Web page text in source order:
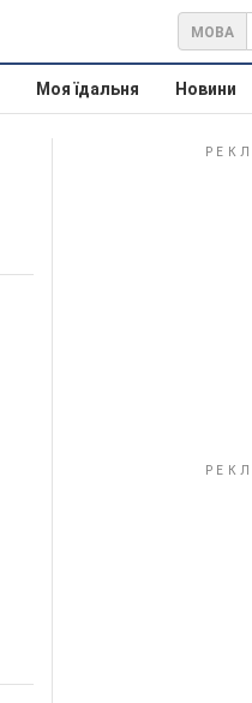
МОВА
Моя їдальня Новини